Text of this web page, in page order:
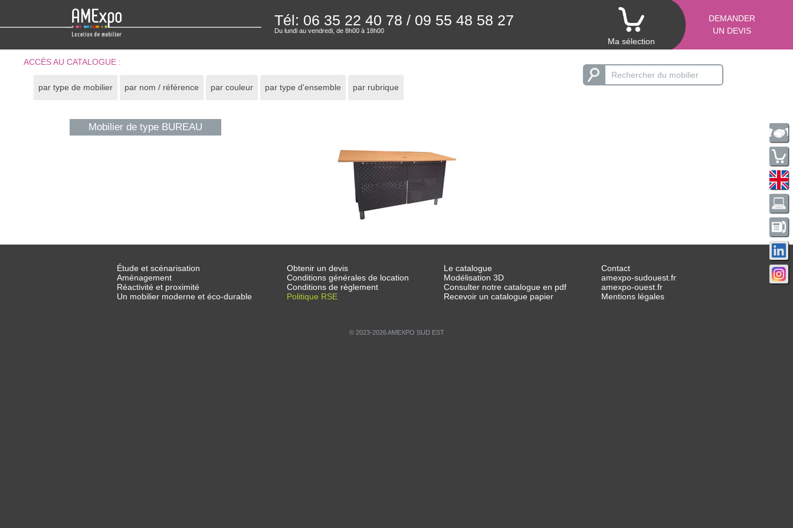
Tél: 06 35 22 40 78 / 09 55 48 58 27
Du lundi au vendredi, de 8h00 à 18h00
Ma sélection
DEMANDER
UN DEVIS
ACCÈS AU CATALOGUE :
par type de mobilier par nom / référence par couleur par type d'ensemble par rubrique
Mobilier de type BUREAU
Étude et scénarisation
Aménagement
Réactivité et proximité
Un mobilier moderne et éco-durable
Obtenir un devis
Conditions générales de location
Conditions de règlement
Politique RSE
Le catalogue
Modélisation 3D
Consulter notre catalogue en pdf
Recevoir un catalogue papier
Contact
amexpo-sudouest.fr
amexpo-ouest.fr
Mentions légales
© 2023-2026 AMEXPO SUD EST